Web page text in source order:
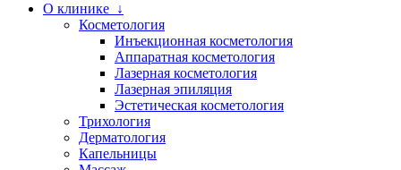
О клинике ↓
Косметология
Инъекционная косметология
Аппаратная косметология
Лазерная косметология
Лазерная эпиляция
Эстетическая косметология
Трихология
Дерматология
Капельницы